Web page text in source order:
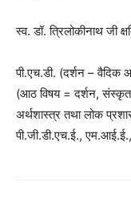
स्व. डॉ. त्रिलोकीनाथ जी
पी.एच.डी. (दर्शन – वैदिक
(आठ विषय = दर्शन, संस्कृत,
अर्थशास्त्र तथा लोक
पी.जी.डी.एच.ई.,